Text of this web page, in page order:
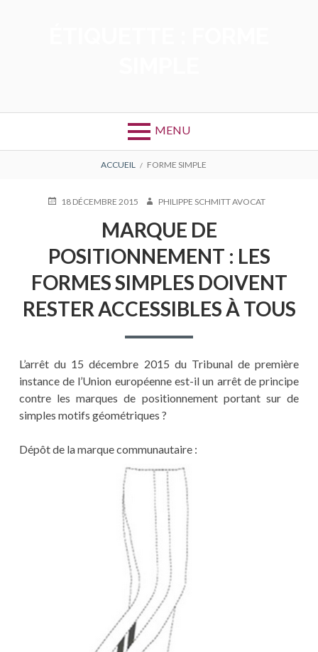
MENU
D'ARIANE
ACCUEIL FORME SIMPLE
PUBLIÉ18 DÉCEMBRE 2015 AUTEURPHILIPPE SCHMITT AVOCAT
MARQUE DE
POSITIONNEMENT : LES
FORMES SIMPLES DOIVENT
RESTER ACCESSIBLES À TOUS
L’arrêt du 15 décembre 2015 du Tribunal de première
instance de l’Union européenne est-il un arrêt de principe
contre les marques de positionnement portant sur de
simples motifs géométriques ?
Dépôt de la marque communautaire :